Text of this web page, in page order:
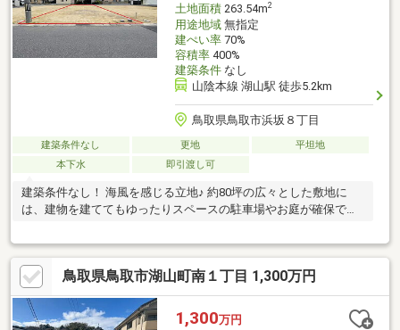
土地面積263.54m2
用途地域無指定
建ぺい率70%
容積率400%
建築条件なし
山陰本線 湖山駅 徒歩5.2km
鳥取県鳥取市浜坂８丁目
建築条件なし 更地
平坦地
本下水
即引渡し可
建築条件なし！ 海風を感じる立地♪ 約80坪の広々とした敷地に
は、建物を建ててもゆったりスペースの駐車場やお庭が確保でき
鳥取県鳥取市湖山町南１丁目 1,300万円
1,300万円